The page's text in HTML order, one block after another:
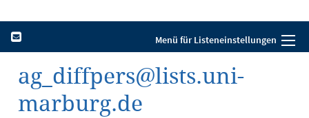
Menü für Listeneinstellungen
ag_diffpers@lists.uni-
marburg.de